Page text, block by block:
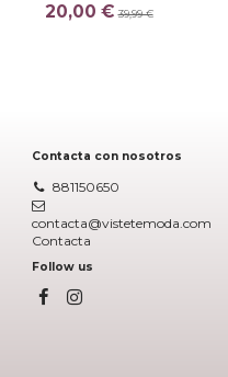
20,00 €39,99 €
Contacta con nosotros
881150650
contacta@vistetemoda.com
Contacta
Follow us